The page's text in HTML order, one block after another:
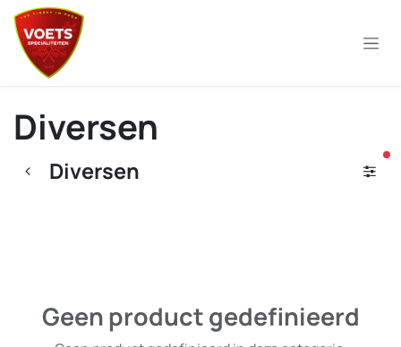
Overslaan naar inhoud
Diversen
Diversen
Geen product gedefinieerd